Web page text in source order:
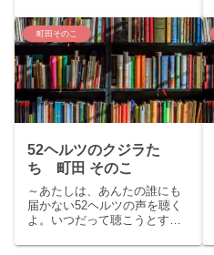
る、と思った。こんにちは、
くまりすです。今回は新本格
ミステリーのジャンルを切り
開いた島田荘司の「毒を売る
女」をご紹介いたします。
story娘...
町田そのこ
52ヘルツのクジラた
ち 町田 そのこ
～あたしは、あんたの誰にも
届かない52ヘルツの声を聴く
よ。いつだって聴こうとする
たなりの言葉で話しな。～こ